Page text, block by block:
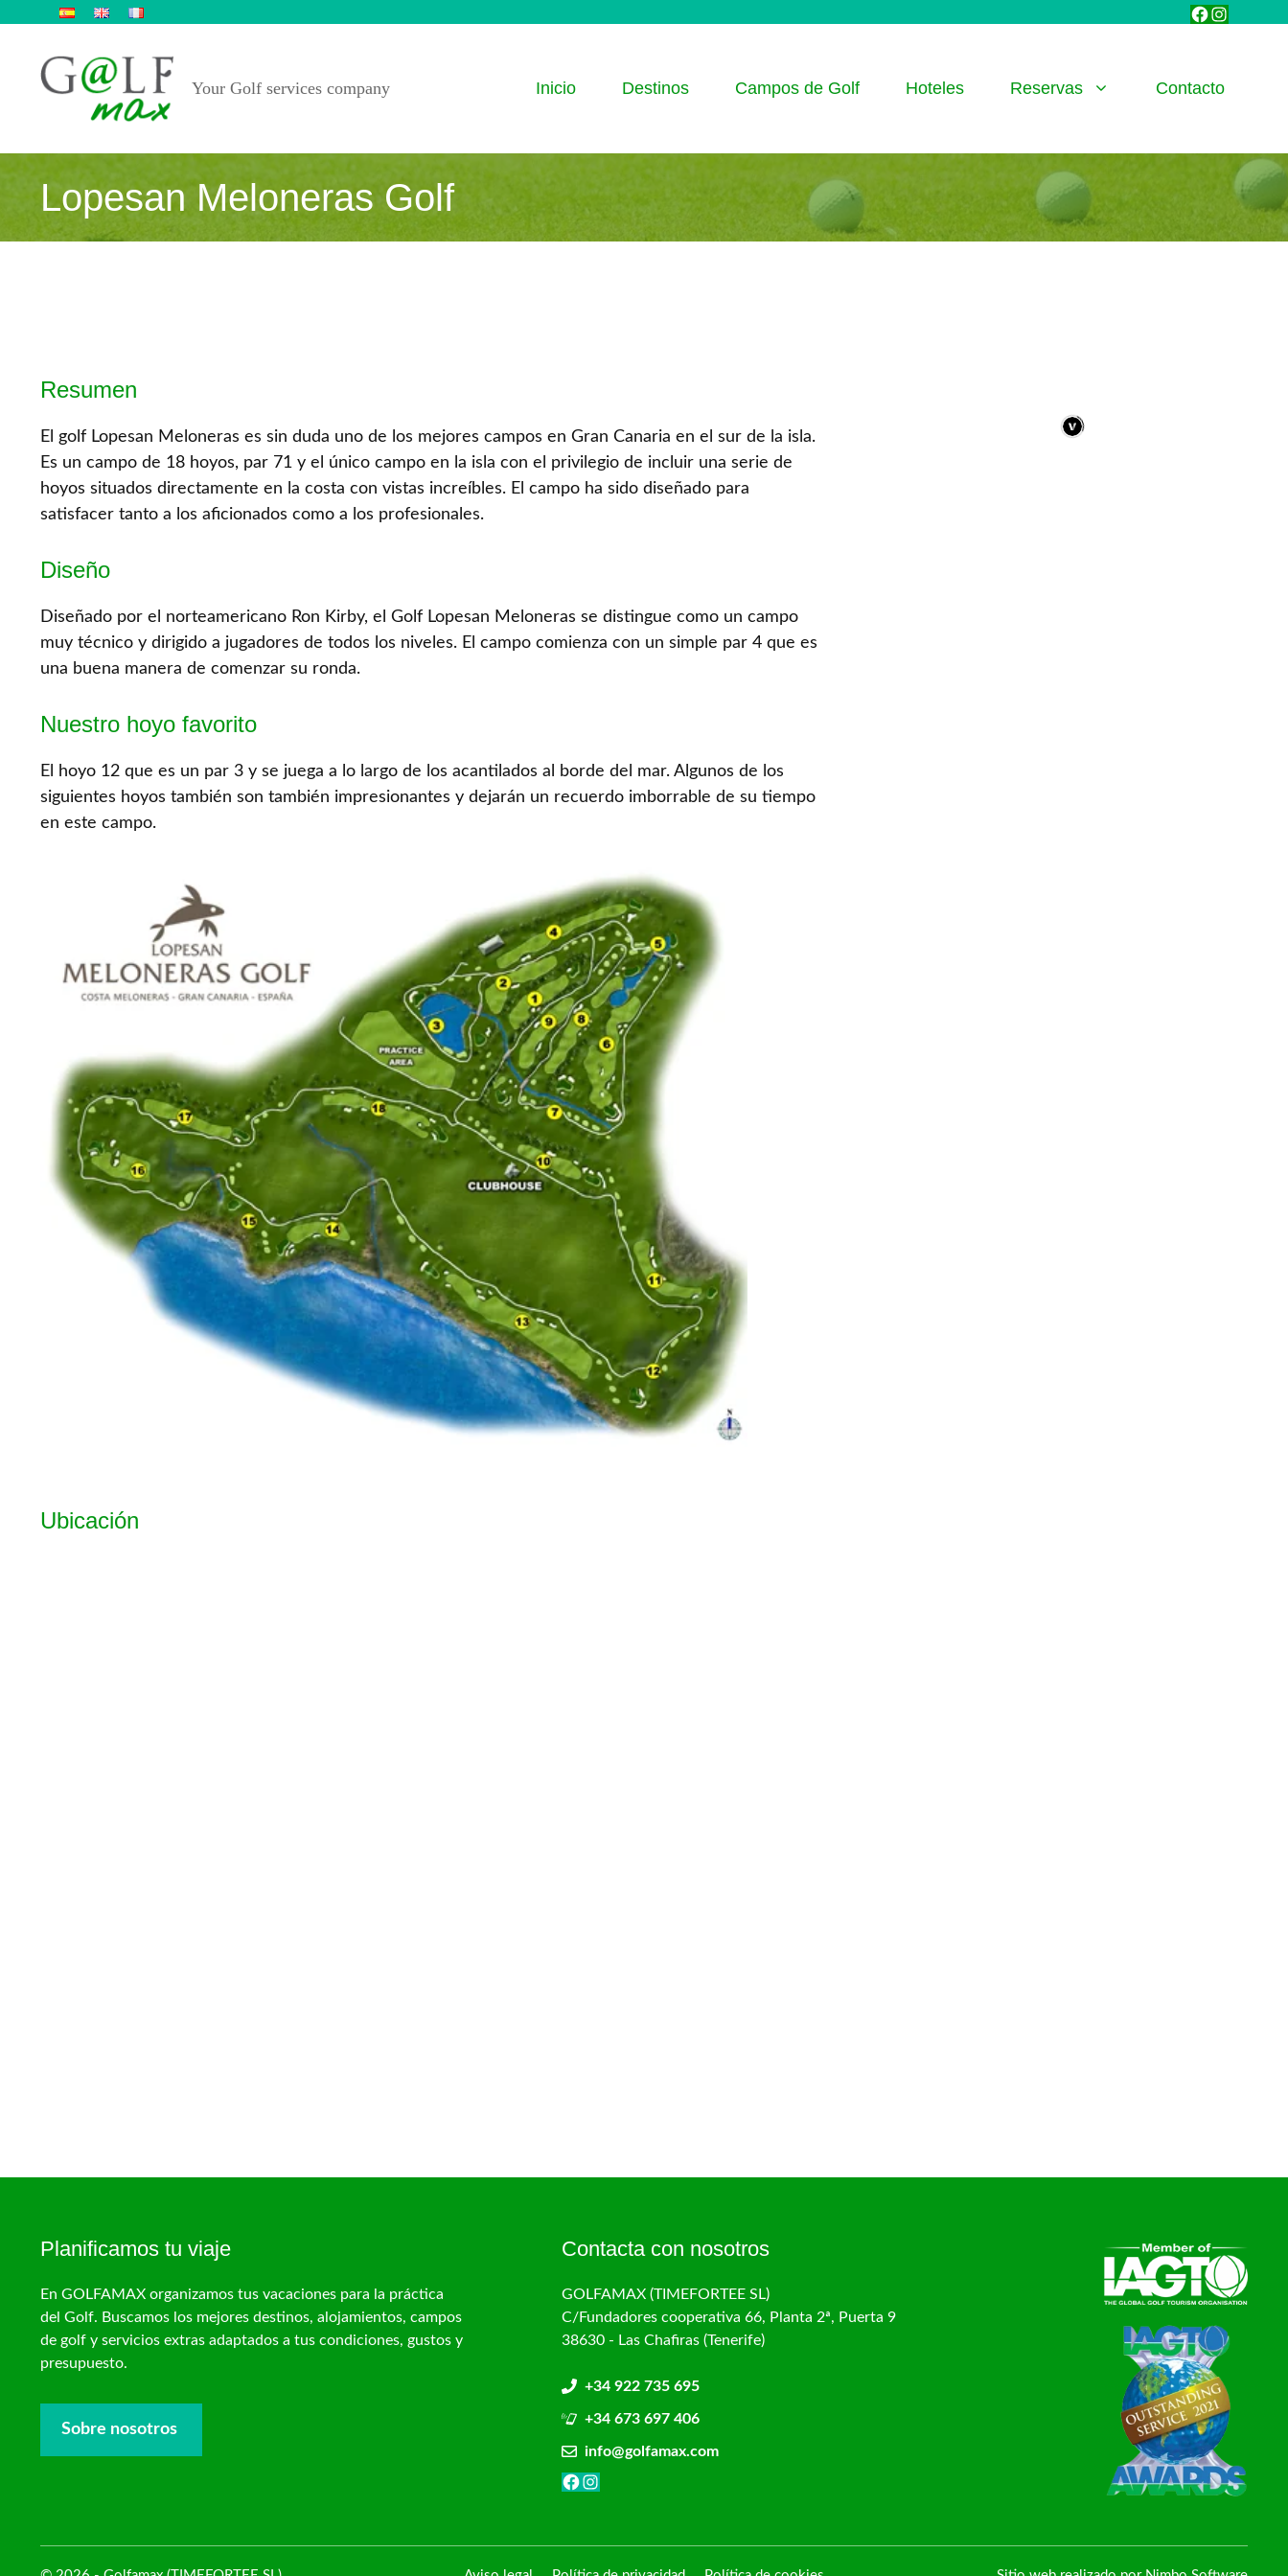
contenido
Facebook
Your Golf services company Inicio Destinos Campos de Golf Hoteles Reservas Contacto
Lopesan Meloneras Golf
Resumen
El golf Lopesan Meloneras es sin duda uno de los mejores campos en Gran Canaria en el sur de la isla.
Es un campo de 18 hoyos, par 71 y el único campo en la isla con el privilegio de incluir una serie de
hoyos situados directamente en la costa con vistas increíbles. El campo ha sido diseñado para
satisfacer tanto a los aficionados como a los profesionales.
Diseño
Diseñado por el norteamericano Ron Kirby, el Golf Lopesan Meloneras se distingue como un campo
muy técnico y dirigido a jugadores de todos los niveles. El campo comienza con un simple par 4 que es
una buena manera de comenzar su ronda.
Nuestro hoyo favorito
El hoyo 12 que es un par 3 y se juega a lo largo de los acantilados al borde del mar. Algunos de los
siguientes hoyos también son también impresionantes y dejarán un recuerdo imborrable de su tiempo
en este campo.
Ubicación
Planificamos tu viaje
En GOLFAMAX organizamos tus vacaciones para la práctica
del Golf. Buscamos los mejores destinos, alojamientos, campos
de golf y servicios extras adaptados a tus condiciones, gustos y
presupuesto.
Sobre nosotros
Contacta con nosotros
GOLFAMAX (TIMEFORTEE SL)
C/Fundadores cooperativa 66, Planta 2ª, Puerta 9
38630 - Las Chafiras (Tenerife)
+34 922 735 695
+34 673 697 406
info@golfamax.com
Facebook
Instagram